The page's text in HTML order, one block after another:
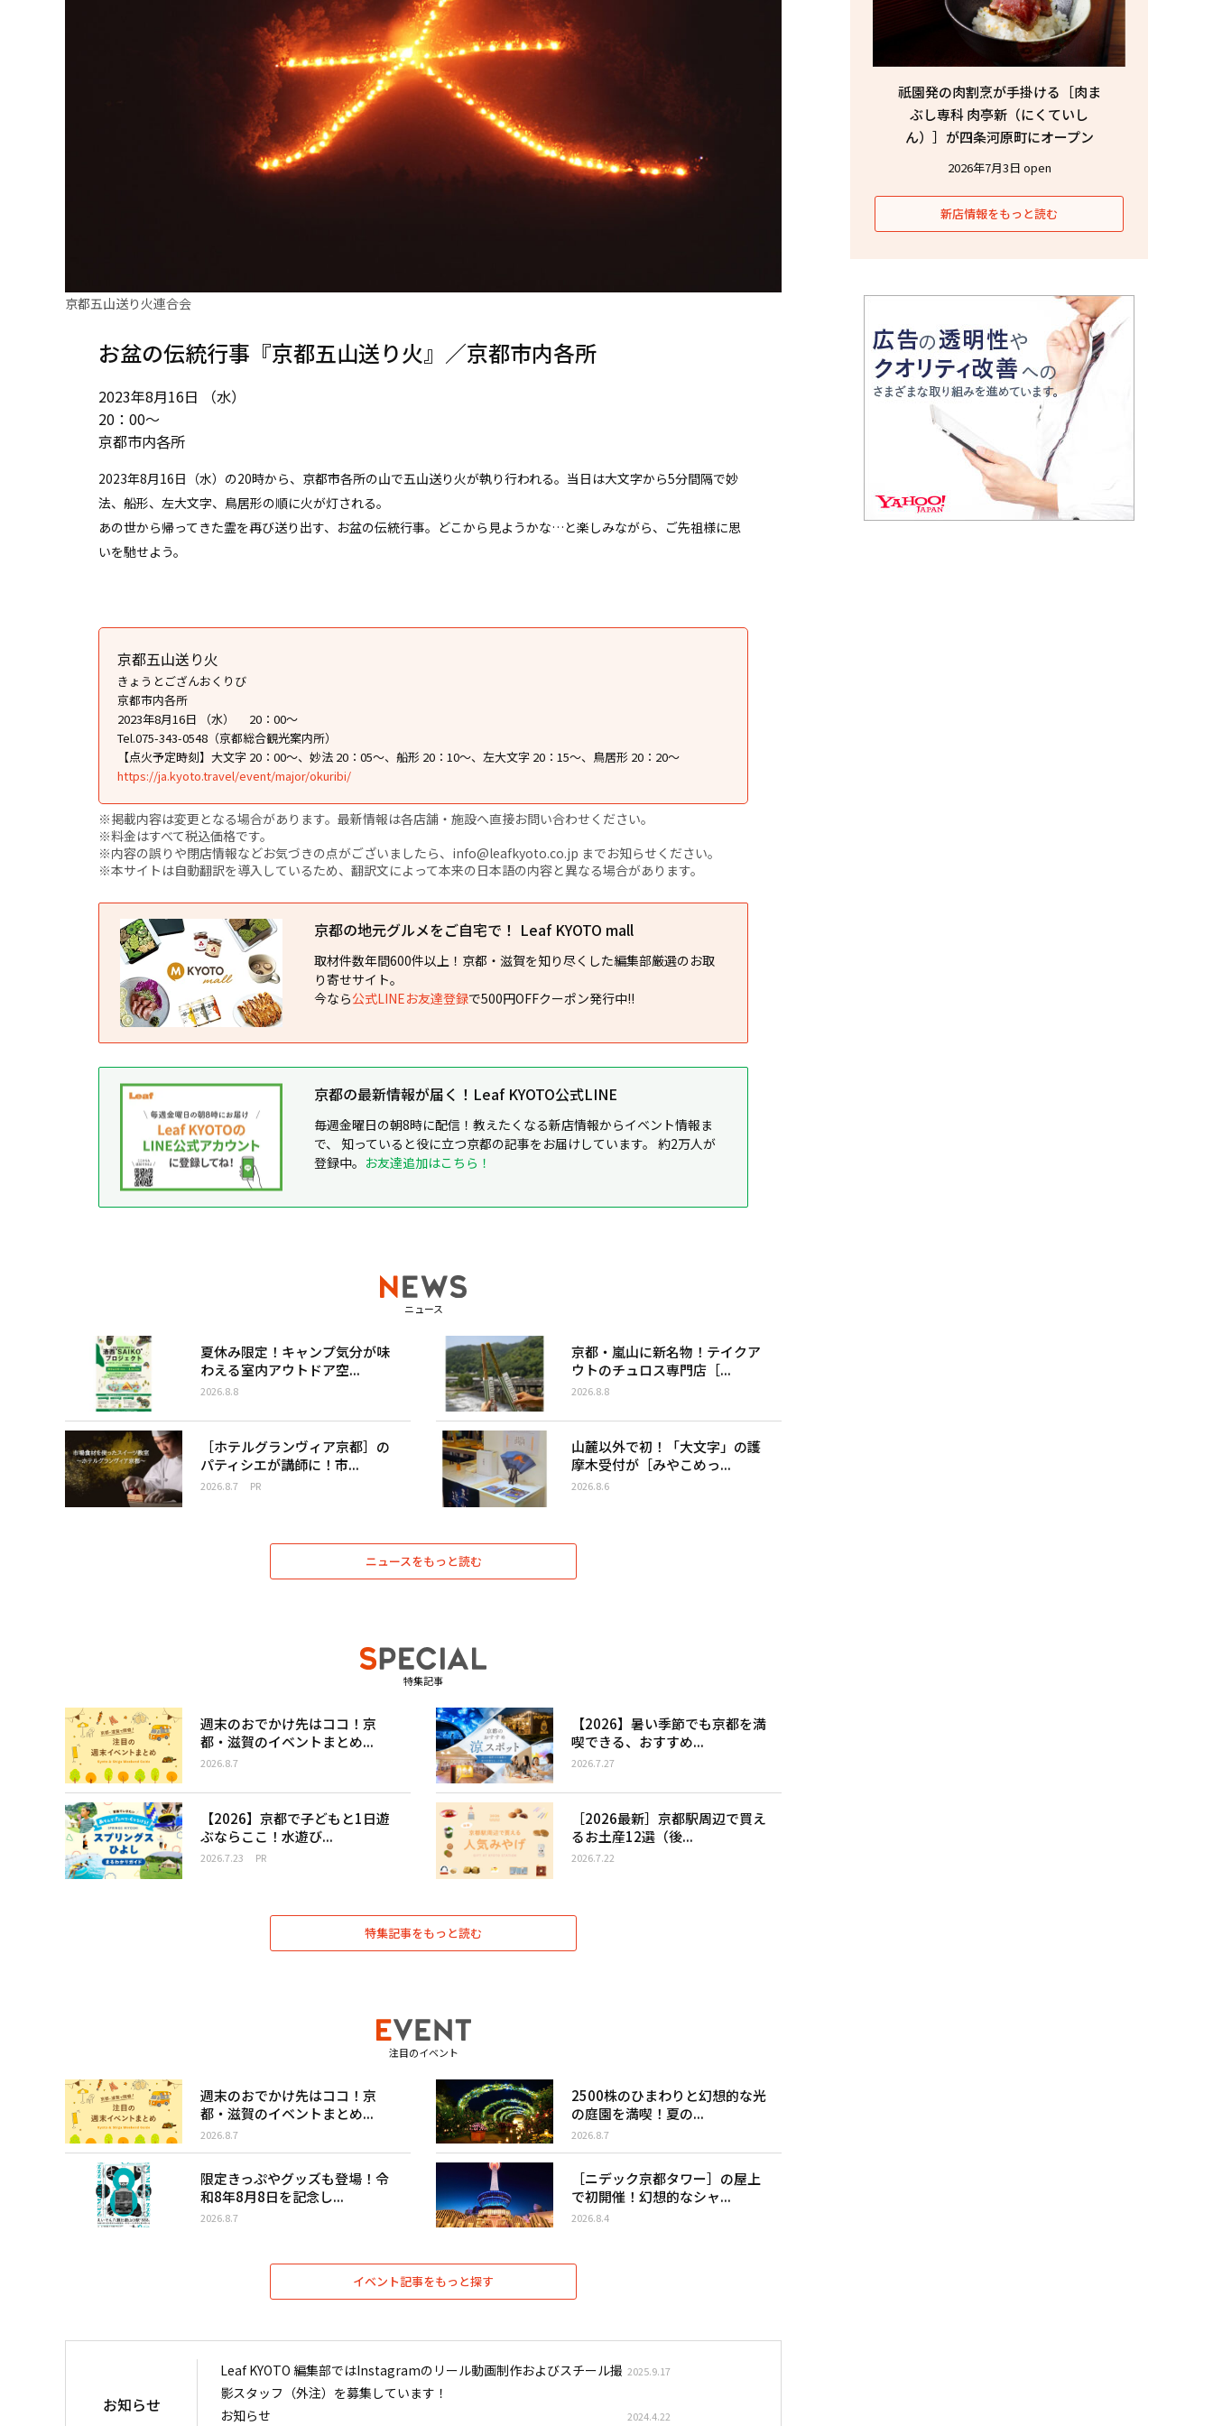
京都五山送り火連合会
お盆の伝統行事『京都五山送り火』／京都市内各所
2023年8月16日 （水）
20：00〜
京都市内各所
2023年8月16日（水）の20時から、京都市各所の山で五山送り火が執り行われる。当日は大文字から5分間隔で妙
法、船形、左大文字、鳥居形の順に火が灯される。
あの世から帰ってきた霊を再び送り出す、お盆の伝統行事。どこから見ようかな…と楽しみながら、ご先祖様に思
いを馳せよう。
京都五山送り火
きょうとござんおくりび
京都市内各所
2023年8月16日 （水） 20：00〜
Tel.075-343-0548（京都総合観光案内所）
【点火予定時刻】大文字 20：00〜、妙法 20：05〜、船形 20：10〜、左大文字 20：15〜、鳥居形 20：20〜
https://ja.kyoto.travel/event/major/okuribi/
※掲載内容は変更となる場合があります。最新情報は各店舗・施設へ直接お問い合わせください。
※料金はすべて税込価格です。
※内容の誤りや閉店情報などお気づきの点がございましたら、info@leafkyoto.co.jp までお知らせください。
※本サイトは自動翻訳を導入しているため、翻訳文によって本来の日本語の内容と異なる場合があります。
京都の地元グルメをご自宅で！ Leaf KYOTO mall
取材件数年間600件以上！京都・滋賀を知り尽くした編集部厳選のお取
り寄せサイト。
今なら公式LINEお友達登録で500円OFFクーポン発行中!!
京都の最新情報が届く！Leaf KYOTO公式LINE
毎週金曜日の朝8時に配信！教えたくなる新店情報からイベント情報ま
で、 知っていると役に立つ京都の記事をお届けしています。 約2万人が
登録中。 お友達追加はこちら！
ニュース
夏休み限定！キャンプ気分が味
わえる室内アウトドア空...
2026.8.8
京都・嵐山に新名物！テイクア
ウトのチュロス専門店［...
2026.8.8
［ホテルグランヴィア京都］の
パティシエが講師に！市...
2026.8.7 PR
山麓以外で初！「大文字」の護
摩木受付が［みやこめっ...
2026.8.6
ニュースをもっと読む
特集記事
週末のおでかけ先はココ！京
都・滋賀のイベントまとめ...
2026.8.7
【2026】暑い季節でも京都を満
喫できる、おすすめ...
2026.7.27
【2026】京都で子どもと1日遊
ぶならここ！水遊び...
2026.7.23 PR
［2026最新］京都駅周辺で買え
るお土産12選（後...
2026.7.22
特集記事をもっと読む
注目のイベント
週末のおでかけ先はココ！京
都・滋賀のイベントまとめ...
2026.8.7
2500株のひまわりと幻想的な光
の庭園を満喫！夏の...
2026.8.7
限定きっぷやグッズも登場！令
和8年8月8日を記念し...
2026.8.7
［ニデック京都タワー］の屋上
で初開催！幻想的なシャ...
2026.8.4
イベント記事をもっと探す
祇園発の肉割烹が手掛ける［肉ま
ぶし専科 肉亭新（にくていし
ん）］が四条河原町にオープン
2026年7月3日 open
新店情報をもっと読む
お知らせ
Leaf KYOTO 編集部ではInstagramのリール動画制作およびスチール撮
影スタッフ（外注）を募集しています！
2025.9.17
お知らせ 2024.4.22